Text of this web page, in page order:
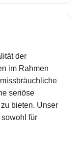
der
im Rahmen
seriöse
bieten. Unser
für